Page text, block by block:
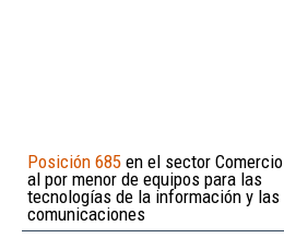
Posición 685 en el sector Comercio
al por menor de equipos para las
tecnologías de la información y las
comunicaciones